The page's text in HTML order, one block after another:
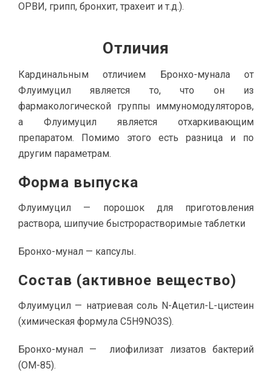
ОРВИ, грипп, бронхит, трахеит и т.д.).
Отличия
Кардинальным отличием Бронхо-мунала от
Флуимуцил является то, что он из
фармакологической группы иммуномодуляторов,
а Флуимуцил является отхаркивающим
препаратом. Помимо этого есть разница и по
другим параметрам.
Форма выпуска
Флуимуцил — порошок для приготовления
раствора, шипучие быстрорастворимые таблетки
Бронхо-мунал — капсулы.
Состав (активное вещество)
Флуимуцил — натриевая соль N-Ацетил-L-цистеин
(химическая формула C5H9NO3S).
Бронхо-мунал — лиофилизат лизатов бактерий
(ОМ-85).